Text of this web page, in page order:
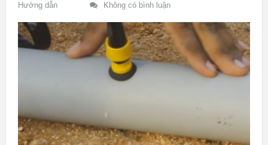
Hướng dẫn
Không có bình luận